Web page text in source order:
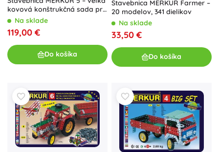
kovová konštrukčná sada pre
84 modelov
Na sklade
119,00 €
Do košíka
Stavebnica MERKUR Farmer –
20 modelov, 341 dielikov
Na sklade
33,50 €
Do košíka